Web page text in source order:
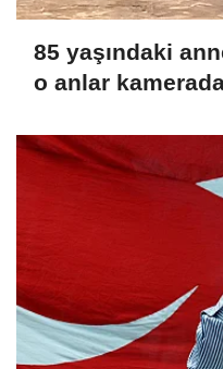
85 yaşındaki
o anlar